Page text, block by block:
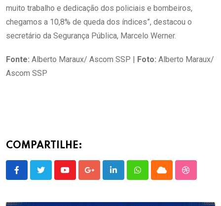
muito trabalho e dedicação dos policiais e bombeiros,
chegamos a 10,8% de queda dos índices”, destacou o
secretário da Segurança Pública, Marcelo Werner.
Fonte: Alberto Maraux/ Ascom SSP | Foto: Alberto Maraux/
Ascom SSP
COMPARTILHE:
YoutubeGoogle+LinkedInWhatsappCloud